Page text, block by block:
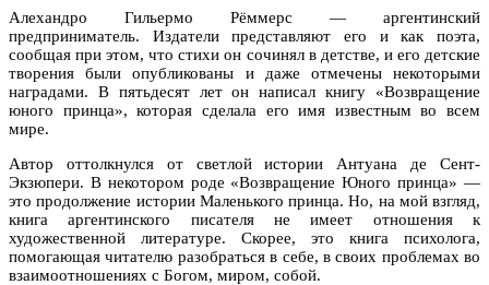
Алехандро Гильермо Рёммерс — аргентинский
предприниматель. Издатели представляют его и как поэта,
сообщая при этом, что стихи он сочинял в детстве, и его детские
творения были опубликованы и даже отмечены некоторыми
наградами. В пятьдесят лет он написал книгу «Возвращение
юного принца», которая сделала его имя известным во всем
мире.
Автор оттолкнулся от светлой истории Антуана де Сент-
Экзюпери. В некотором роде «Возвращение Юного принца» —
это продолжение истории Маленького принца. Но, на мой взгляд,
книга аргентинского писателя не имеет отношения к
художественной литературе. Скорее, это книга психолога,
помогающая читателю разобраться в себе, в своих проблемах во
взаимоотношениях с Богом, миром, собой.